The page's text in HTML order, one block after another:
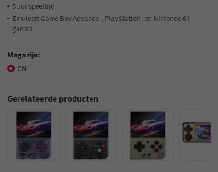
5 uur speeltijd
Emuleert Game Boy Advance-, PlayStation- en Nintendo 64-
games.
Magazijn:
CN
Gerelateerde producten